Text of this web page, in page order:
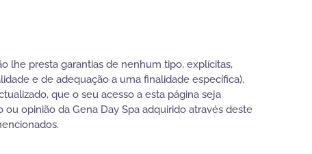
lhe presta garantias de nenhum tipo, explícitas,
e de adequação a uma finalidade específica),
que o seu acesso a esta página seja
opinião da Gena Day Spa adquirido através deste